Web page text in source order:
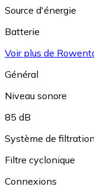
Source d'énergie
Batterie
Voir plus de
Général
Niveau sonore
85 dB
Système de filtration
Filtre cyclonique
Connexions